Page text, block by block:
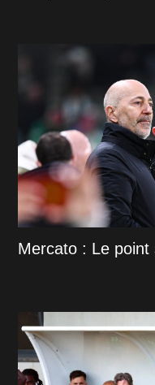
Mercato : Le point